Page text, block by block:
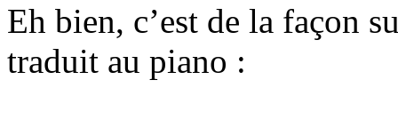
Eh bien, c’est de la façon
traduit au piano :